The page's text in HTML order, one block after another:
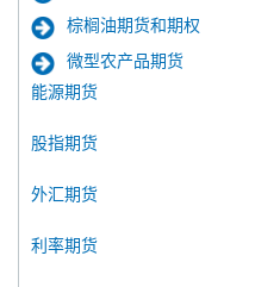
棕榈油期货和期权
微型农产品期货
能源期货
股指期货
外汇期货
利率期货